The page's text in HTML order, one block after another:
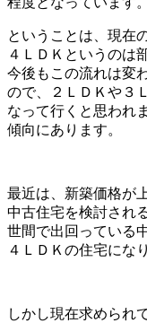
ということは、現在
４ＬＤＫというのは
今後もこの流れは変
ので、２ＬＤＫや３
なって行くと思われ
傾向にあります。
最近は、新築価格が
中古住宅を検討され
世間で出回っている
４ＬＤＫの住宅にな
しかし現在求められ